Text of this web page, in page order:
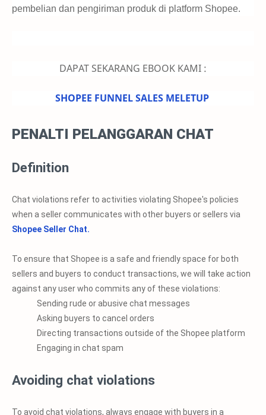
pembelian dan pengiriman produk di platform Shopee.
DAPAT SEKARANG EBOOK KAMI :
SHOPEE FUNNEL SALES MELETUP
PENALTI PELANGGARAN CHAT
Definition
Chat violations refer to activities violating Shopee's policies
when a seller communicates with other buyers or sellers via
Shopee Seller Chat.
To ensure that Shopee is a safe and friendly space for both
sellers and buyers to conduct transactions, we will take action
against any user who commits any of these violations:
Sending rude or abusive chat messages
Asking buyers to cancel orders
Directing transactions outside of the Shopee platform
Engaging in chat spam
Avoiding chat violations
To avoid chat violations, always engage with buyers in a